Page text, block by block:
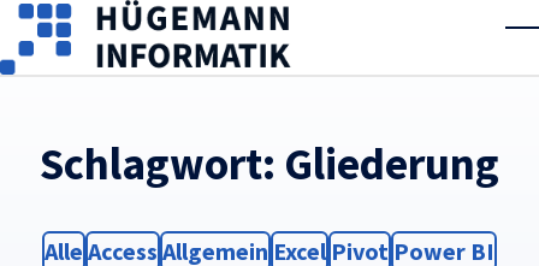
Skip to main content
Schlagwort: Gliederung
Filter
Alle Filter
Access Filter
Allgemein Filter
Excel Filter
Pivot Filter
Power BI